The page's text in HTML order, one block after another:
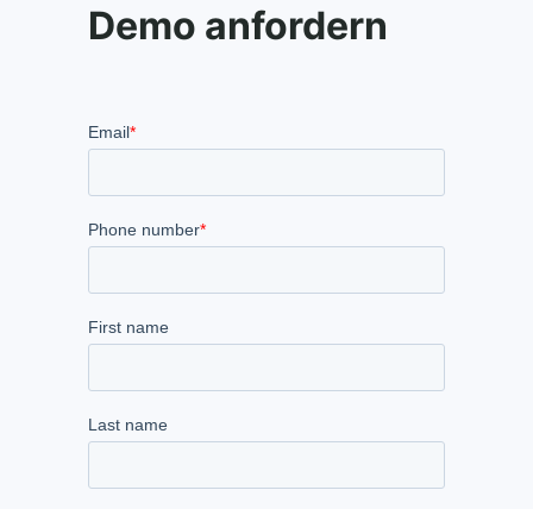
Demo anfordern